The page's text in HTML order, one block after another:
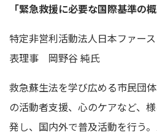
「緊急救援に必要な国際基準の概
特定非営利活動法人日本ファー
表理事 岡野谷 純氏
救急蘇生法を学び広める市民団
の活動者支援、心のケアなど、
発し、国内外で普及活動を行う